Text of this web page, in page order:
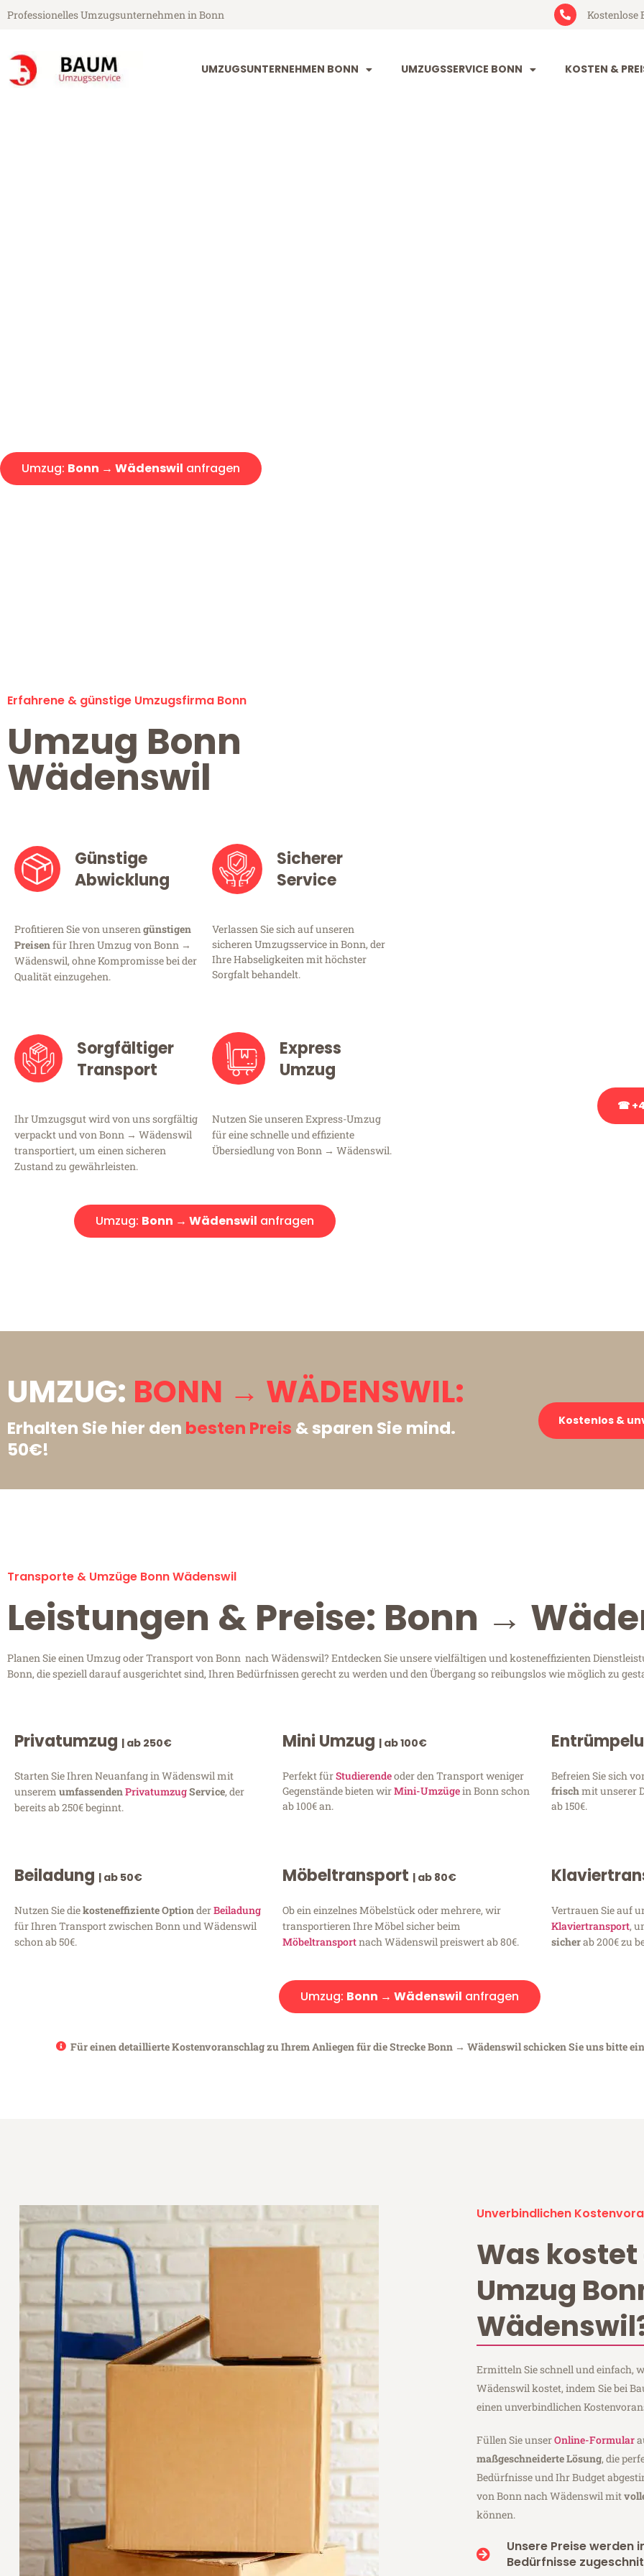
Professionelles Umzugsunternehmen in Bonn Kostenlose
UMZUGSUNTERNEHMEN BONN UMZUGSSERVICE BONN KOSTEN &
Umzug: Bonn → Wädenswil anfragen
Erfahrene & günstige Umzugsfirma Bonn
Umzug Bonn
Wädenswil
Günstige
Abwicklung
Profitieren Sie von unserengünstigen
Preisenfür Ihren Umzug von Bonn →
Wädenswil, ohne Kompromisse bei der
Qualität einzugehen.
Sicherer
Service
Verlassen Sie sich auf unseren
sicheren Umzugsservice in Bonn, der
Ihre Habseligkeiten mit höchster
Sorgfalt behandelt.
Sorgfältiger
Transport
Ihr Umzugsgut wird von uns sorgfältig
verpackt und von Bonn → Wädenswil
transportiert, um einen sicheren
Zustand zu gewährleisten.
Express
Umzug
Nutzen Sie unseren Express-Umzug
für eine schnelle und effiziente
Übersiedlung von Bonn → Wädenswil.
Umzug: Bonn → Wädenswil anfragen
☎
UMZUG: BONN → WÄDENSWIL:
Erhalten Sie hier den besten Preis & sparen Sie mind.
50€!
Kostenlos &
Transporte & Umzüge Bonn Wädenswil
Leistungen & Preise: Bonn →
Planen Sie einen Umzug oder Transport von Bonn nach Wädenswil? Entdecken Sie unsere vielfältigen und kosteneffizienten
Bonn, die speziell darauf ausgerichtet sind, Ihren Bedürfnissen gerecht zu werden und den Übergang so reibungslos wie möglich zu
Privatumzug | ab 250€
Starten Sie Ihren Neuanfang in Wädenswil mit
unserem umfassendenPrivatumzugService, der
bereits ab 250€ beginnt.
Mini Umzug | ab 100€
Perfekt fürStudierendeoder den Transport weniger
Gegenstände bieten wirMini-Umzügein Bonn schon
ab 100€ an.
Befreien Sie sich
frischmit unserer
ab 150€.
Beiladung | ab 50€
Nutzen Sie diekosteneffiziente OptionderBeiladung
für Ihren Transport zwischen Bonn und Wädenswil
schon ab 50€.
Möbeltransport | ab 80€
Ob ein einzelnes Möbelstück oder mehrere, wir
transportieren Ihre Möbel sicher beim
Möbeltransportnach Wädenswil preiswert ab 80€.
Vertrauen Sie auf
Klaviertransport,
sicherab 200€ zu
Umzug: Bonn → Wädenswil anfragen
Für einen detaillierte Kostenvoranschlag zu Ihrem Anliegen für die Strecke Bonn → Wädenswil schicken Sie uns bitte
Unverbindlichen
Was kostet
Umzug
Ermitteln Sie schnell und einfach,
Wädenswil kostet, indem Sie bei
einen unverbindlichen
Füllen Sie unserOnline-Formular
maßgeschneiderte Lösung, die
Bedürfnisse und Ihr Budget
von Bonn nach Wädenswil mit
können.
Unsere Preise werden
Bedürfnisse